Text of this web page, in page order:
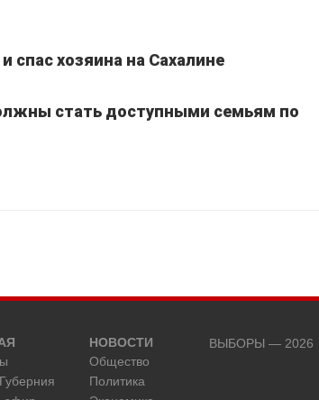
спас хозяина на Сахалине
стать доступными семьям по
НОВОСТИ
Общество
Политика
ВЫБОРЫ — 2026